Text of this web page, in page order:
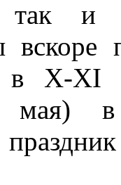
так и
вскоре
в X-XI
в